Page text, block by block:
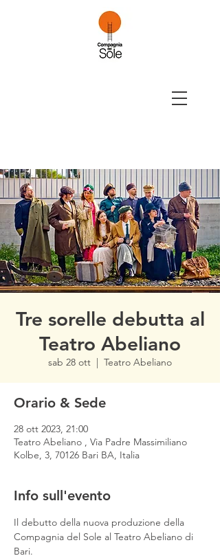
Tre sorelle debutta al
Teatro Abeliano
sab 28 ott
  |
Teatro Abeliano
Orario & Sede
28 ott 2023, 21:00
Teatro Abeliano , Via Padre Massimiliano
Kolbe, 3, 70126 Bari BA, Italia
Info sull'evento
Il debutto della nuova produzione della
Compagnia del Sole al Teatro Abeliano di
Bari.